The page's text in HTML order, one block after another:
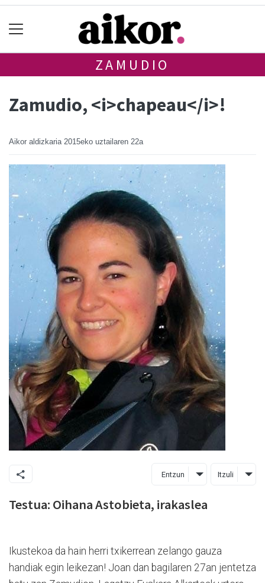
ZAMUDIO
Zamudio, <i>chapeau</i>!
Aikor aldizkaria 2015eko uztailaren 22a
Entzun Itzuli
Testua: Oihana Astobieta, irakaslea
Ikustekoa da hain herri txikerrean zelango gauza
handiak egin leikezan! Joan dan bagilaren 27an jentetza